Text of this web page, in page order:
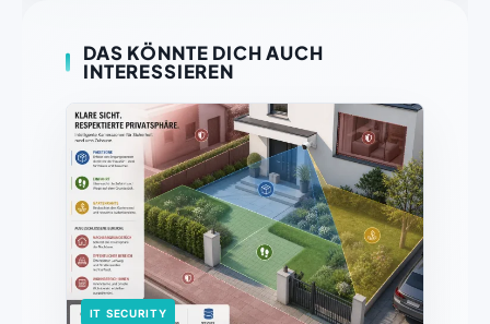
DAS KÖNNTE DICH AUCH
INTERESSIEREN
IT SECURITY